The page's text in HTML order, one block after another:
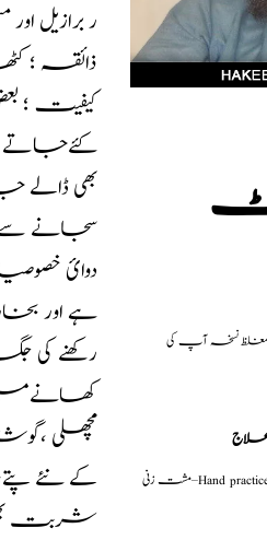
ر برازیل
ذائقہ ؛
کئےجاتے
بھی ڈالے
سجانے سے
دوائ
ہے اور
رکھنے کی
کھانےمیں
مچھلی
کے نئے
شربت
نسخہ آپ کی
مشت زنی–Hand practice دیسی علاج مشت زنی کرنے سے اس کا نقصان اور